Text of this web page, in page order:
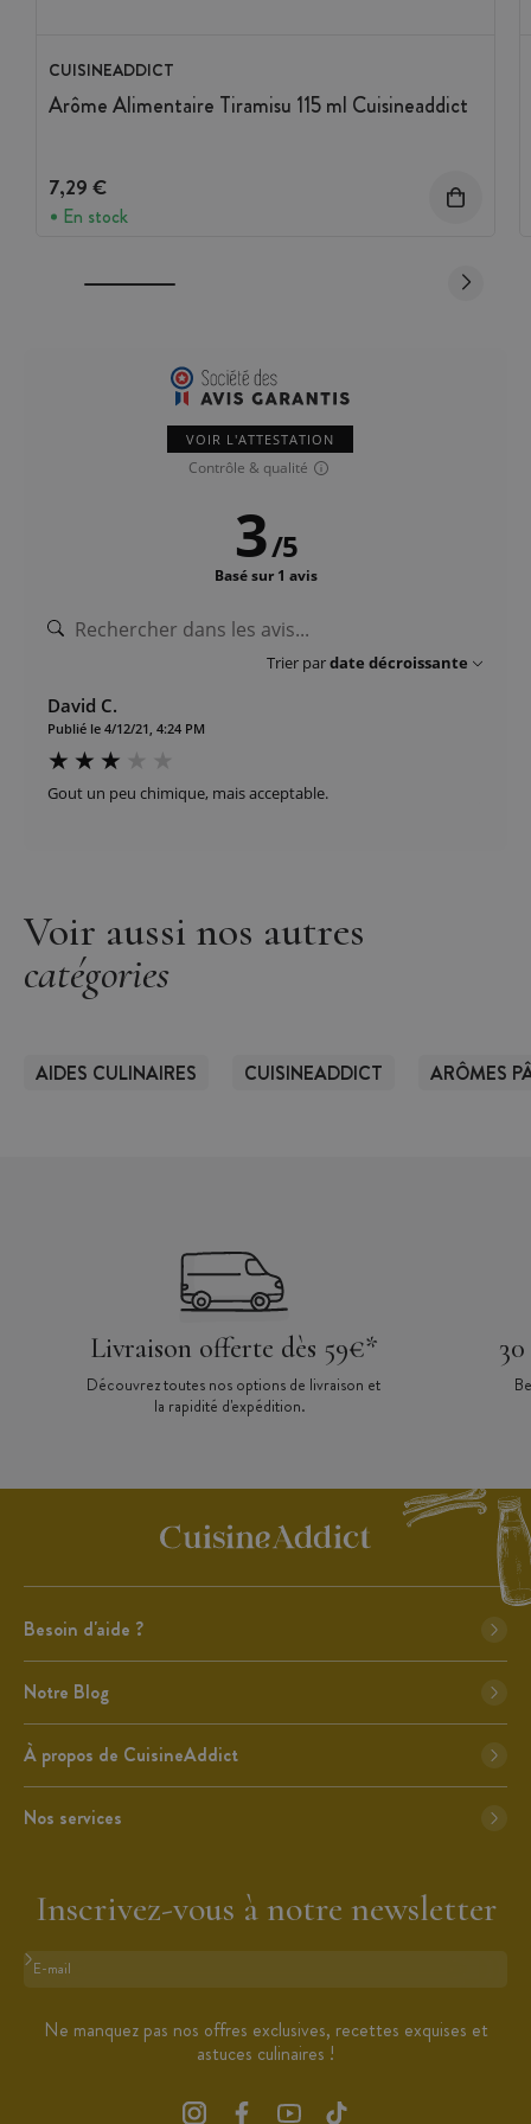
CUISINEADDICT
Arôme Alimentaire Tiramisu 115 ml Cuisineaddict
7,29 €
En stock
VOIR L'ATTESTATION
Contrôle & qualité
3/5
Basé sur 1 avis
Trier pardate décroissante
David C.
Publié le 4/12/21, 4:24 PM
Gout un peu chimique, mais acceptable.
Voir aussi nos autres
catégories
AIDES CULINAIRES CUISINEADDICT ARÔMES
Livraison offerte dès 59€*
Découvrez toutes nos options de livraison et
la rapidité d'expédition.
Besoin d'aide ?
Notre Blog
À propos de CuisineAddict
Nos services
Inscrivez-vous à notre newsletter
Format : adresse@email.com
Ne manquez pas nos offres exclusives, recettes exquises et
astuces culinaires !